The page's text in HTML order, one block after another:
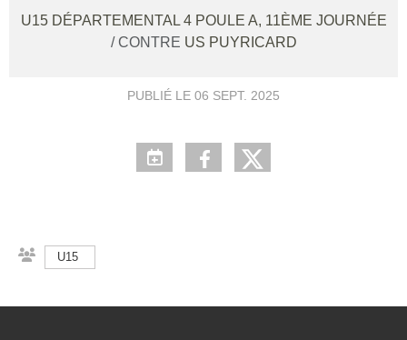
U15 DÉPARTEMENTAL 4 POULE A, 11ÈME JOURNÉE
/ CONTRE US PUYRICARD
PUBLIÉ LE 06 SEPT. 2025
U15